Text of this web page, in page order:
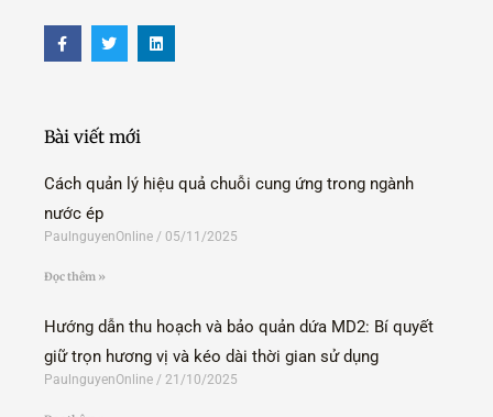
F
a
c
k
w
i
i
n
Bài viết mới
Cách quản lý hiệu quả chuỗi cung ứng trong ngành
nước ép
PaulnguyenOnline 05/11/2025
Đọc thêm »
Hướng dẫn thu hoạch và bảo quản dứa MD2: Bí quyết
giữ trọn hương vị và kéo dài thời gian sử dụng
PaulnguyenOnline 21/10/2025